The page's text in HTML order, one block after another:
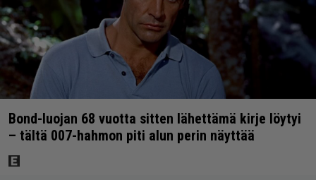
Bond-luojan 68 vuotta sitten lähettämä kirje löytyi
– tältä 007-hahmon piti alun perin näyttää